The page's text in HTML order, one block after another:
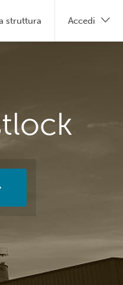
struttura Accedi